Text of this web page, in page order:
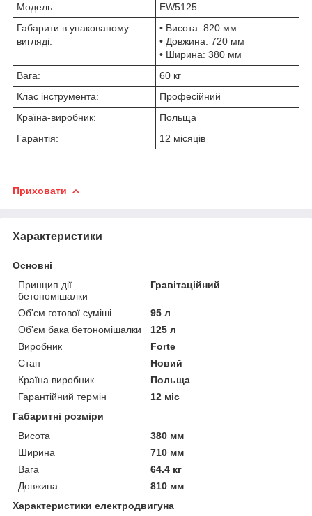
Модель:
EW5125
Габарити в упакованому
вигляді:
• Висота: 820 мм
• Довжина: 720 мм
• Ширина: 380 мм
Вага:
60 кг
Клас інструмента:
Професійний
Країна-виробник:
Польща
Гарантія:
12 місяців
Приховати
Характеристики
Основні
Принцип дії
бетономішалки
Гравітаційний
Об'єм готової суміші
95 л
Об'єм бака бетономішалки
125 л
Виробник
Forte
Стан
Новий
Країна виробник
Польща
Гарантійний термін
12 міс
Габаритні розміри
Висота
380 мм
Ширина
710 мм
Вага
64.4 кг
Довжина
810 мм
Характеристики електродвигуна